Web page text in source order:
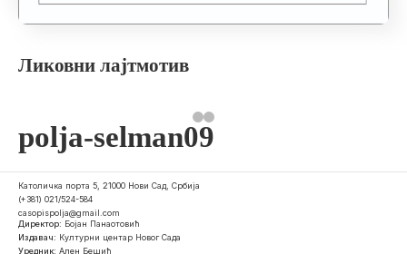
Ликовни лајтмотив
polja-selman09
Католичка порта 5, 21000 Нови Сад, Србија
(+381) 021/524-584
casopispolja@gmail.com
Директор: Бојан Панаотовић
Издавач: Културни центар Новог Сада
Уредник: Ален Бешић